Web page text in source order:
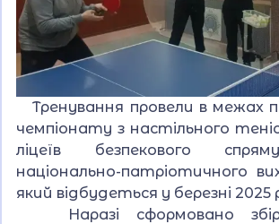
Тренування провели в межах
чемпіонату з настільного
ліцеїв безпекового
національно-патріотичного
який відбудеться у березні 2025
Наразі сформовано